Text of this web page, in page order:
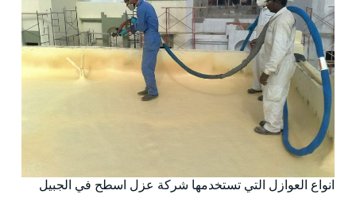
انواع العوازل التي تستخدمها شركة عزل اسطح في الجبيل